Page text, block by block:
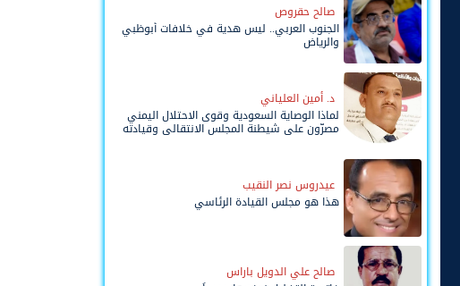
صالح حقروص
الجنوب العربي.. ليس هدية في خلافات أبوظبي
والرياض
د. أمين العلياني
لماذا الوصاية السعودية وقوى الاحتلال اليمني
مصرّون على شيطنة المجلس الانتقالي وقيادته
عيدروس نصر النقيب
هذا هو مجلس القيادة الرئاسي
صالح علي الدويل باراس